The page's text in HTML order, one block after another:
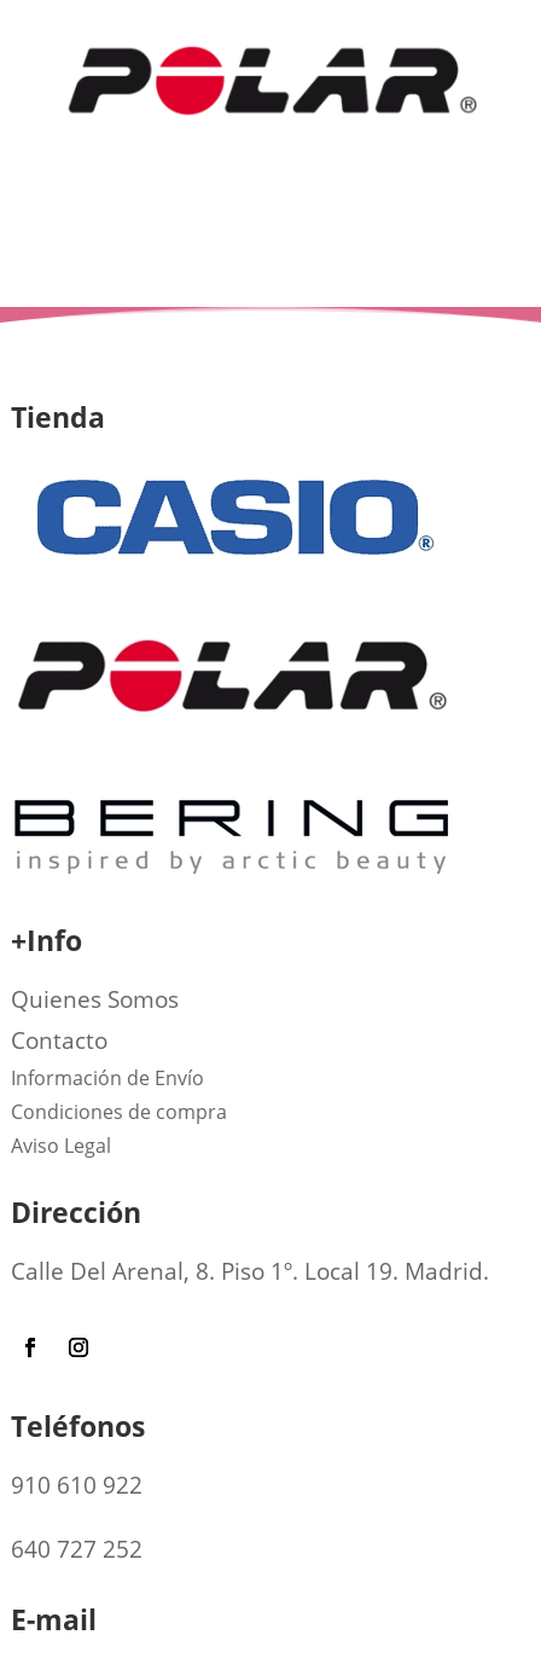
Tienda
+Info
Quienes Somos
Contacto
Información de Envío
Condiciones de compra
Aviso Legal
Dirección
Calle Del Arenal, 8. Piso 1º. Local 19. Madrid.
Teléfonos
910 610 922
640 727 252
E-mail